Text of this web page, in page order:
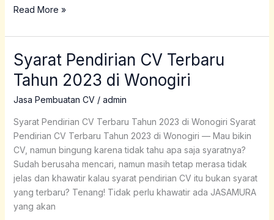
Read More »
Syarat Pendirian CV Terbaru
Tahun 2023 di Wonogiri
Jasa Pembuatan CV/ admin
Syarat Pendirian CV Terbaru Tahun 2023 di Wonogiri Syarat
Pendirian CV Terbaru Tahun 2023 di Wonogiri — Mau bikin
CV, namun bingung karena tidak tahu apa saja syaratnya?
Sudah berusaha mencari, namun masih tetap merasa tidak
jelas dan khawatir kalau syarat pendirian CV itu bukan syarat
yang terbaru? Tenang! Tidak perlu khawatir ada JASAMURA
yang akan
Syarat
Pendirian
CV
Terbaru
2023
di
Wonogiri